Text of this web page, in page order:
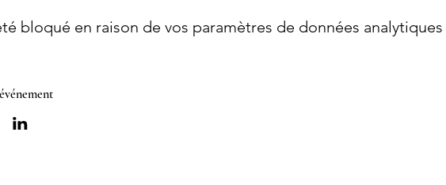
bloqué en raison de vos paramètres de données